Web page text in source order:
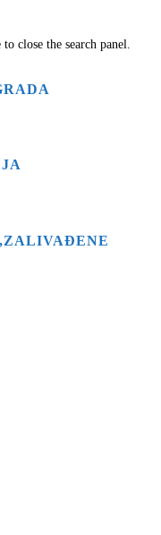
to close the search panel.